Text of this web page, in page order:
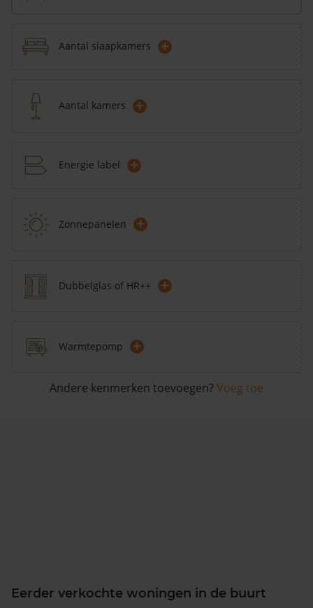
Aantal slaapkamers +
Aantal kamers +
Energie label +
Zonnepanelen +
Dubbelglas of HR++ +
Warmtepomp +
Andere kenmerken toevoegen? Voeg toe
Eerder verkochte woningen in de buurt